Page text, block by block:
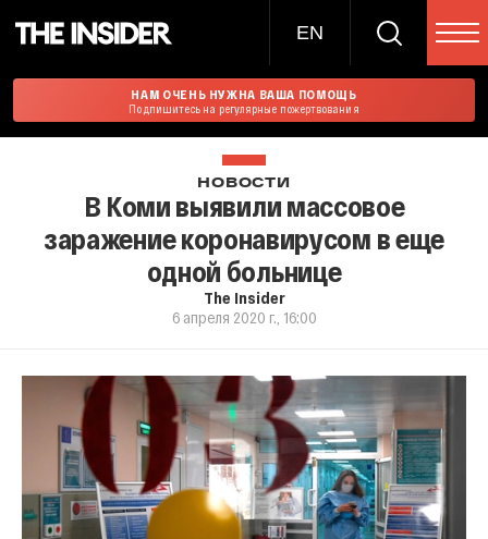
EN
НАМ ОЧЕНЬ НУЖНА ВАША ПОМОЩЬ
Подпишитесь на регулярные пожертвования
НОВОСТИ
В Коми выявили массовое
заражение коронавирусом в еще
одной больнице
The Insider
6 апреля 2020 г., 16:00